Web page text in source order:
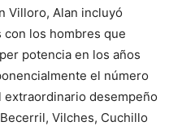
Villoro, Alan incluyó
los hombres que
potencia en los años
el número
desempeño
Vilches, Cuchillo